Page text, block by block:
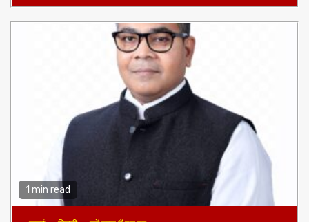
शिक्षा व्यवस्था को ठेंगा:अलीगंज ब्लॉक की निर्वाचन शाखा में 10 वर्षों से
‘अंगद’ की तरह जमे हैं शिक्षक विवेक कुमार
4 months ago